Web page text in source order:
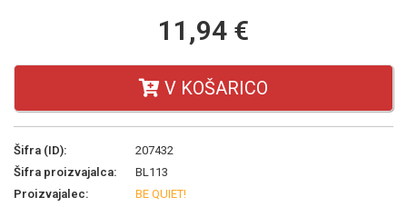
11,94 €
V KOŠARICO
Šifra (ID):
207432
Šifra proizvajalca:
BL113
Proizvajalec:
BE QUIET!